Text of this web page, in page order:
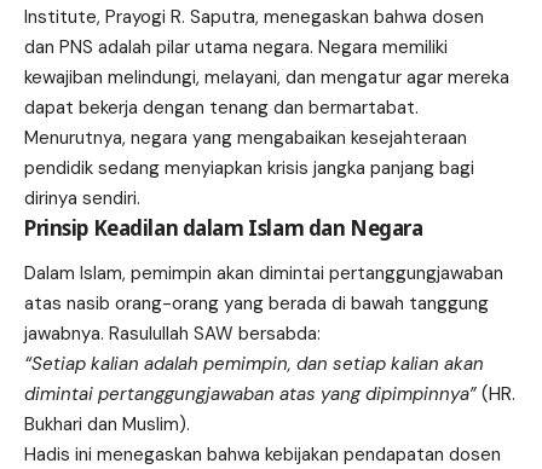
Institute, Prayogi R. Saputra, menegaskan bahwa dosen
dan PNS adalah pilar utama negara. Negara memiliki
kewajiban melindungi, melayani, dan mengatur agar mereka
dapat bekerja dengan tenang dan bermartabat.
Menurutnya, negara yang mengabaikan kesejahteraan
pendidik sedang menyiapkan krisis jangka panjang bagi
dirinya sendiri.
Prinsip Keadilan dalam Islam dan Negara
Dalam Islam, pemimpin akan dimintai pertanggungjawaban
atas nasib orang-orang yang berada di bawah tanggung
jawabnya. Rasulullah SAW bersabda:
“Setiap kalian adalah pemimpin, dan setiap kalian akan
dimintai pertanggungjawaban atas yang dipimpinnya” (HR.
Bukhari dan Muslim).
Hadis ini menegaskan bahwa kebijakan pendapatan dosen